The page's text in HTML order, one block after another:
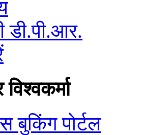
डी.पी.आर.
बुकिंग पोर्टल